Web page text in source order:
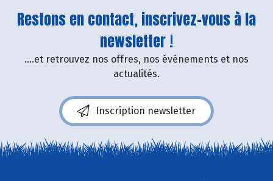
Restons en contact, inscrivez-vous à la
newsletter !
....et retrouvez nos offres, nos événements et nos
actualités.
Inscription newsletter